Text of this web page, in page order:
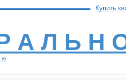
Купить
А Л Ь Н
ю